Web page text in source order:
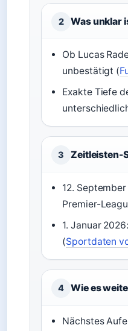
2 Was unklar
Ob Lucas
unbestätigt (
Exakte Tiefe
3 Zeitleisten-
12.
Premier-
1. Januar
(Sportdaten
4 Wie es
Nächstes